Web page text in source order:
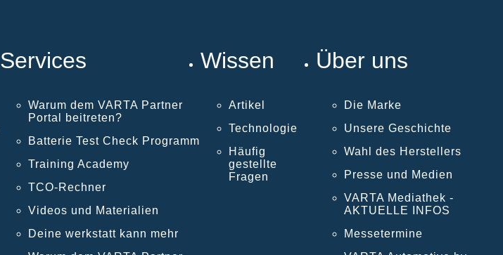
Services
Warum dem VARTA Partner
Portal beitreten?
Batterie Test Check Programm
Training Academy
TCO-Rechner
Videos und Materialien
Deine werkstatt kann mehr
Wissen
Artikel
Technologie
Häufig
gestellte
Fragen
Über uns
Die Marke
Unsere Geschichte
Wahl des Herstellers
Presse und Medien
VARTA Mediathek -
AKTUELLE INFOS
Messetermine